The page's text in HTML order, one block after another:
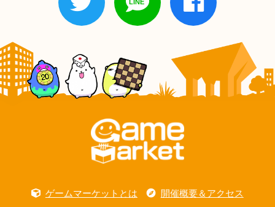
ゲームマーケットとは 開催概要＆アクセス